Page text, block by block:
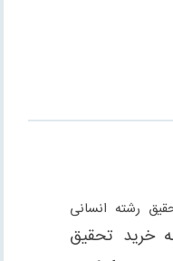
رشته انسانی
خرید تحقیق